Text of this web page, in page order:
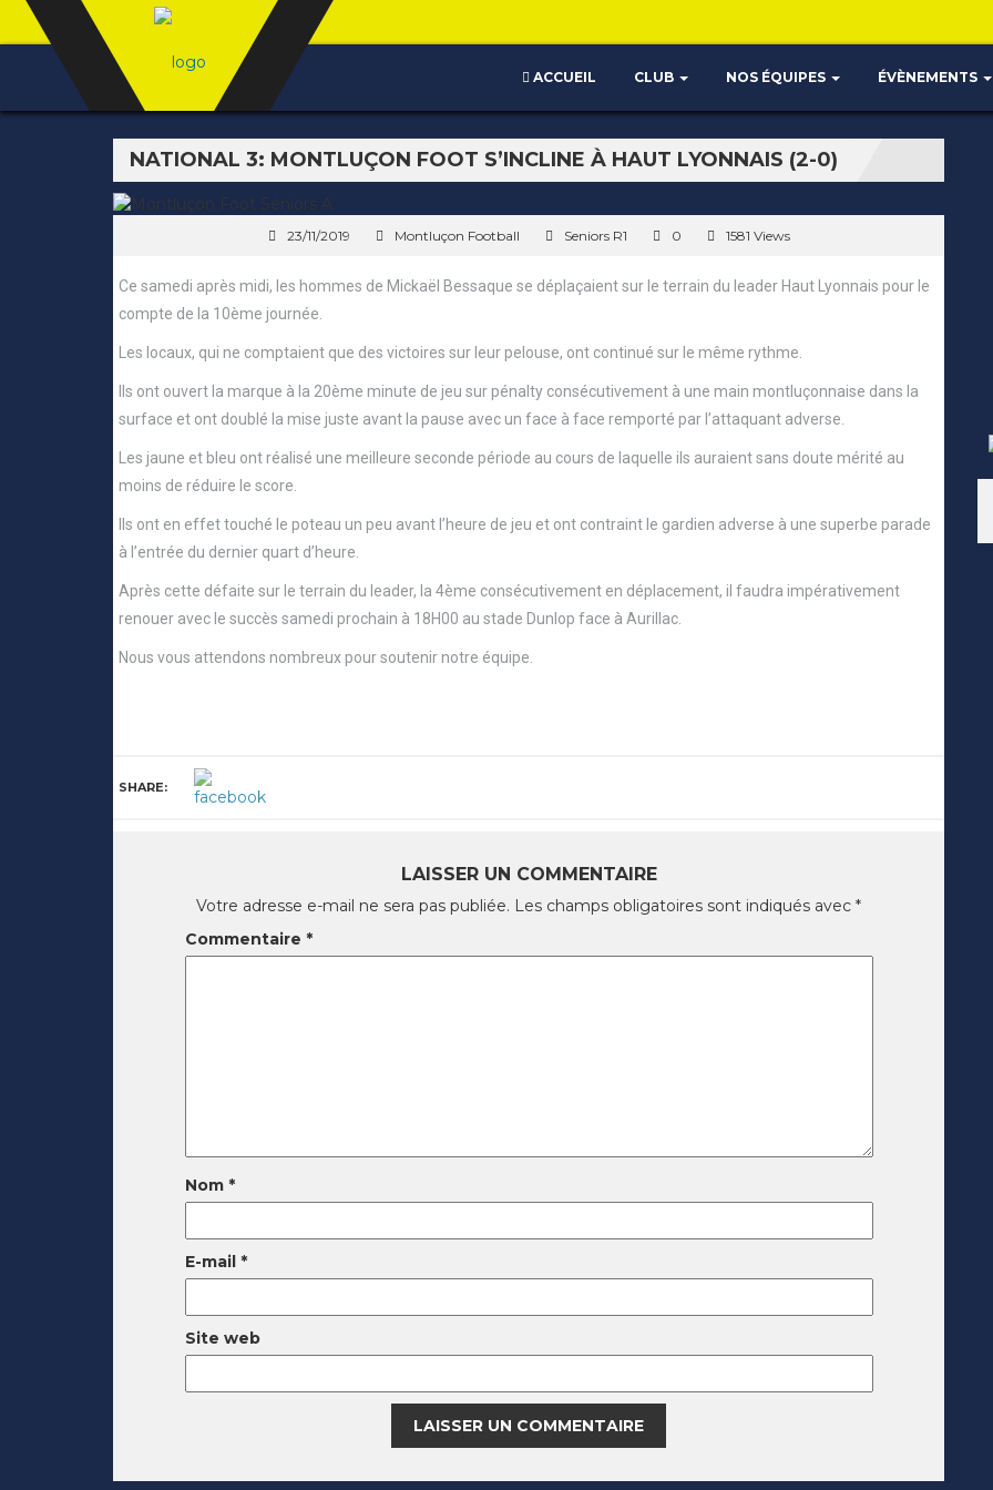
ACCUEIL CLUB NOS ÉQUIPES ÉVÈNEMENTS
NATIONAL 3: MONTLUÇON FOOT S’INCLINE À HAUT LYONNAIS (2-0)
23/11/2019 Montluçon Football Seniors R1 0 1581 Views
Ce samedi après midi, les hommes de Mickaël Bessaque se déplaçaient sur le terrain du leader Haut Lyonnais pour le
compte de la 10ème journée.
Les locaux, qui ne comptaient que des victoires sur leur pelouse, ont continué sur le même rythme.
Ils ont ouvert la marque à la 20ème minute de jeu sur pénalty consécutivement à une main montluçonnaise dans la
surface et ont doublé la mise juste avant la pause avec un face à face remporté par l’attaquant adverse.
Les jaune et bleu ont réalisé une meilleure seconde période au cours de laquelle ils auraient sans doute mérité au
moins de réduire le score.
Ils ont en effet touché le poteau un peu avant l’heure de jeu et ont contraint le gardien adverse à une superbe parade
à l’entrée du dernier quart d’heure.
Après cette défaite sur le terrain du leader, la 4ème consécutivement en déplacement, il faudra impérativement
renouer avec le succès samedi prochain à 18H00 au stade Dunlop face à Aurillac.
Nous vous attendons nombreux pour soutenir notre équipe.
SHARE:
LAISSER UN COMMENTAIRE
Votre adresse e-mail ne sera pas publiée. Les champs obligatoires sont indiqués avec *
Commentaire *
Nom *
E-mail *
Site web